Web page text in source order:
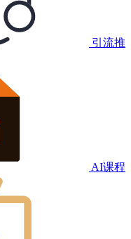
引流推
AI课程